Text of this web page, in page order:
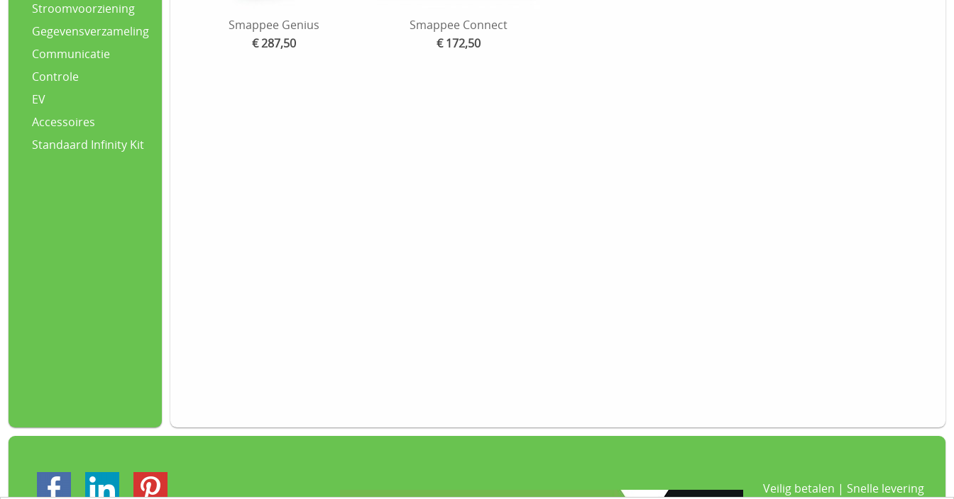
Stroomvoorziening
Gegevensverzameling
Communicatie
Controle
EV
Accessoires
Standaard Infinity Kit
Smappee Genius
€ 287,50
Smappee Connect
€ 172,50
Veilig betalen | Snelle levering